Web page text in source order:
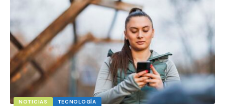
NOTICIAS TECNOLOGÍA